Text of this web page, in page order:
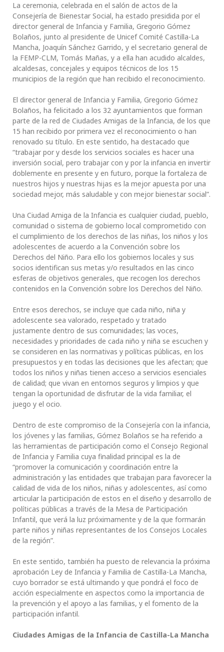
La ceremonia, celebrada en el salón de actos de la
Consejería de Bienestar Social, ha estado presidida por el
director general de Infancia y Familia, Gregorio Gómez
Bolaños, junto al presidente de Unicef Comité Castilla-La
Mancha, Joaquín Sánchez Garrido, y el secretario general de
la FEMP-CLM, Tomás Mañas, y a ella han acudido alcaldes,
alcaldesas, concejales y equipos técnicos de los 15
municipios de la región que han recibido el reconocimiento.
El director general de Infancia y Familia, Gregorio Gómez
Bolaños, ha felicitado a los 32 ayuntamientos que forman
parte de la red de Ciudades Amigas de la Infancia, de los que
15 han recibido por primera vez el reconocimiento o han
renovado su título. En este sentido, ha destacado que
“trabajar por y desde los servicios sociales es hacer una
inversión social, pero trabajar con y por la infancia en invertir
doblemente en presente y en futuro, porque la fortaleza de
nuestros hijos y nuestras hijas es la mejor apuesta por una
sociedad mejor, más saludable y con mejor bienestar social”.
Una Ciudad Amiga de la Infancia es cualquier ciudad, pueblo,
comunidad o sistema de gobierno local comprometido con
el cumplimiento de los derechos de las niñas, los niños y los
adolescentes de acuerdo a la Convención sobre los
Derechos del Niño. Para ello los gobiernos locales y sus
socios identifican sus metas y/o resultados en las cinco
esferas de objetivos generales, que recogen los derechos
contenidos en la Convención sobre los Derechos del Niño.
Entre esos derechos, se incluye que cada niño, niña y
adolescente sea valorado, respetado y tratado
justamente dentro de sus comunidades; las voces,
necesidades y prioridades de cada niño y niña se escuchen y
se consideren en las normativas y políticas públicas, en los
presupuestos y en todas las decisiones que les afectan; que
todos los niños y niñas tienen acceso a servicios esenciales
de calidad; que vivan en entornos seguros y limpios y que
tengan la oportunidad de disfrutar de la vida familiar, el
juego y el ocio.
Dentro de este compromiso de la Consejería con la infancia,
los jóvenes y las familias, Gómez Bolaños se ha referido a
las herramientas de participación como el Consejo Regional
de Infancia y Familia cuya finalidad principal es la de
“promover la comunicación y coordinación entre la
administración y las entidades que trabajan para favorecer la
calidad de vida de los niños, niñas y adolescentes, así como
articular la participación de estos en el diseño y desarrollo de
políticas públicas a través de la Mesa de Participación
Infantil, que verá la luz próximamente y de la que formarán
parte niños y niñas representantes de los Consejos Locales
de la región”.
En este sentido, también ha puesto de relevancia la próxima
aprobación Ley de Infancia y Familia de Castilla-La Mancha,
cuyo borrador se está ultimando y que pondrá el foco de
acción especialmente en aspectos como la importancia de
la prevención y el apoyo a las familias, y el fomento de la
participación infantil.
Ciudades Amigas de la Infancia de Castilla-La Mancha